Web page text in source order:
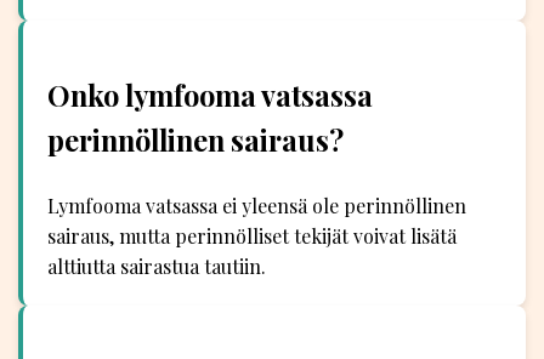
Onko lymfooma vatsassa
perinnöllinen sairaus?
Lymfooma vatsassa ei yleensä ole perinnöllinen
sairaus, mutta perinnölliset tekijät voivat lisätä
alttiutta sairastua tautiin.